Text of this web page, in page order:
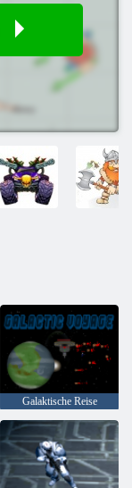
Galaktische Reise